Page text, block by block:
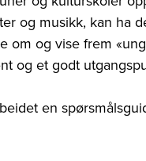
og musikk, kan ha
om og vise frem
og et godt
en